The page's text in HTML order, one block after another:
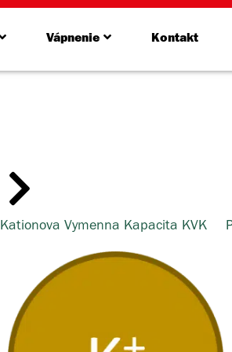
Vápnenie Kontakt
Kationova Vymenna Kapacita KVK